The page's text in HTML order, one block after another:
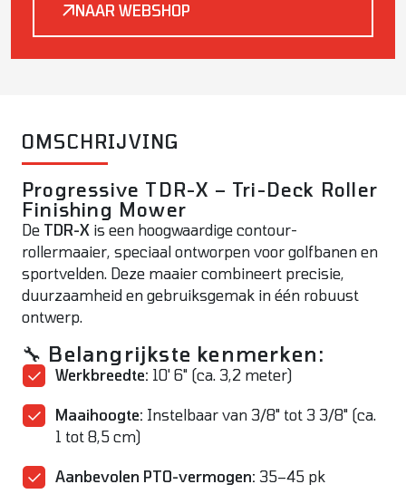
NAAR WEBSHOP
OMSCHRIJVING
Progressive TDR-X – Tri-Deck Roller
Finishing Mower
De TDR-X is een hoogwaardige contour-
rollermaaier, speciaal ontworpen voor golfbanen en
sportvelden. Deze maaier combineert precisie,
duurzaamheid en gebruiksgemak in één robuust
ontwerp.
🔧 Belangrijkste kenmerken:
Werkbreedte: 10' 6" (ca. 3,2 meter)
Maaihoogte: Instelbaar van 3/8" tot 3 3/8" (ca.
1 tot 8,5 cm)
Aanbevolen PTO-vermogen: 35–45 pk